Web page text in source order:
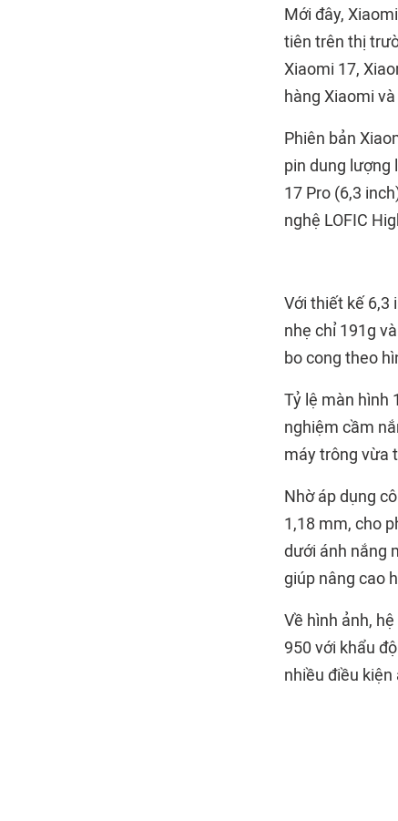
Mới đây,
tiên trên thị
Xiaomi 17,
hàng Xiaomi
Phiên bản
pin dung lượng
17 Pro (6,3
nghệ LOFIC
Với thiết kế 6,3
nhẹ chỉ 191g
bo cong theo
Tỷ lệ màn hình
nghiệm cầm
máy trông vừa
Nhờ áp dụng
1,18 mm, cho
dưới ánh nắng
giúp nâng cao
Về hình ảnh,
950 với khẩu
nhiều điều kiện